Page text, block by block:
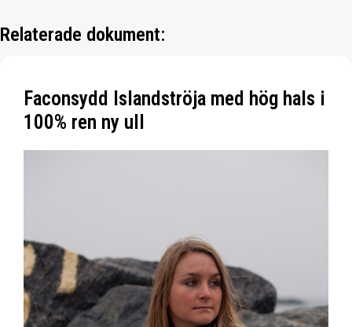
Relaterade dokument:
Faconsydd Islandströja med hög hals i
100% ren ny ull